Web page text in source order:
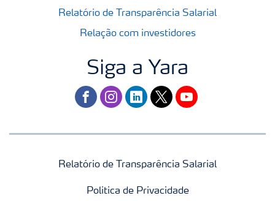
Relatório de Transparência Salarial
Relação com investidores
Siga a Yara
facebookinstagram
linkedintwitteryoutube
Relatório de Transparência Salarial
Politica de Privacidade